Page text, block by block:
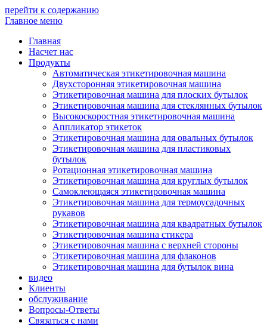
перейти к содержанию
Главное меню
Главная
Насчет нас
Продукты
Автоматическая этикетировочная машина
Двухсторонняя этикетировочная машина
Этикетировочная машина для плоских бутылок
Этикетировочная машина для стеклянных бутылок
Высокоскоростная этикетировочная машина
Аппликатор этикеток
Этикетировочная машина для овальных бутылок
Этикетировочная машина для пластиковых
бутылок
Ротационная этикетировочная машина
Этикетировочная машина для круглых бутылок
Самоклеющаяся этикетировочная машина
Этикетировочная машина для термоусадочных
рукавов
Этикетировочная машина для квадратных бутылок
Этикетировочная машина стикера
Этикетировочная машина с верхней стороны
Этикетировочная машина для флаконов
Этикетировочная машина для бутылок вина
видео
Клиенты
обслуживание
Вопросы-Ответы
Связаться с нами